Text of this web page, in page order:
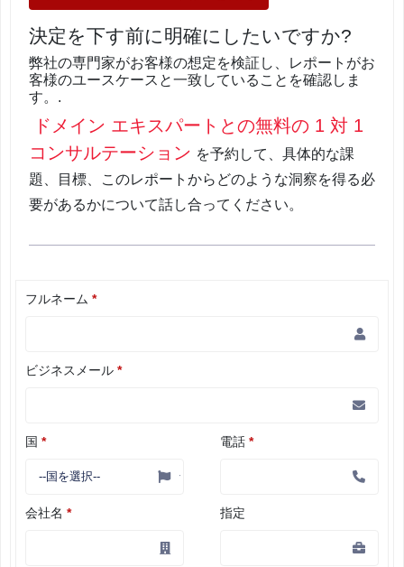
決定を下す前に明確にしたいですか?
弊社の専門家がお客様の想定を検証し、レポートがお
客様のユースケースと一致していることを確認しま
す。.
ドメイン エキスパートとの無料の 1 対 1
コンサルテーション を予約して、具体的な課
題、目標、このレポートからどのような洞察を得る必
要があるかについて話し合ってください。
フルネーム *
ビジネスメール *
国 * 電話 *
会社名 * 指定